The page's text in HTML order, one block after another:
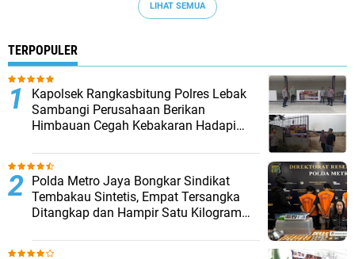
LIHAT SEMUA
TERPOPULER
Kapolsek Rangkasbitung Polres Lebak
Sambangi Perusahaan Berikan
Himbauan Cegah Kebakaran Hadapi
‎Polda Metro Jaya Bongkar Sindikat
Tembakau Sintetis, Empat Tersangka
Ditangkap dan Hampir Satu Kilogram